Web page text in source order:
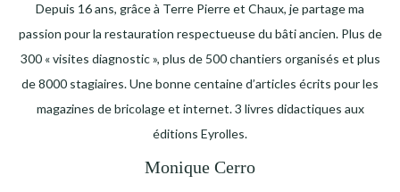
Depuis 16 ans, grâce à Terre Pierre et Chaux, je partage ma
passion pour la restauration respectueuse du bâti ancien. Plus de
300 « visites diagnostic », plus de 500 chantiers organisés et plus
de 8000 stagiaires. Une bonne centaine d’articles écrits pour les
magazines de bricolage et internet. 3 livres didactiques aux
éditions Eyrolles.
Monique Cerro